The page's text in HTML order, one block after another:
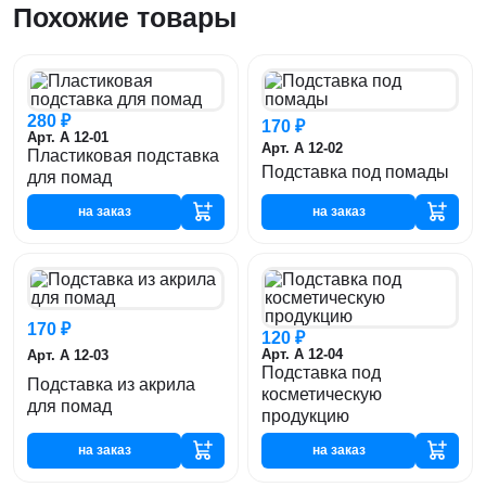
Похожие товары
280 ₽
Арт. А 12-01
Пластиковая подставка
для помад
на заказ
170 ₽
Арт. А 12-02
Подставка под помады
на заказ
170 ₽
Арт. А 12-03
Подставка из акрила
для помад
на заказ
120 ₽
Арт. А 12-04
Подставка под
косметическую
продукцию
на заказ